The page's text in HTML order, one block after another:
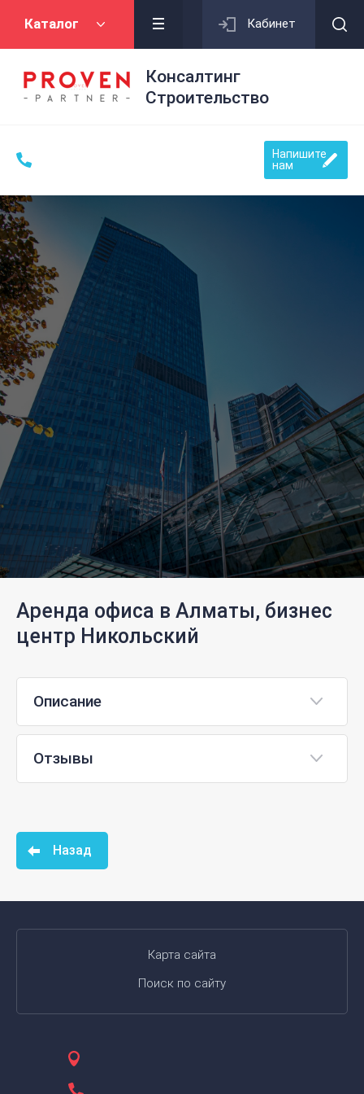
Каталог Кабинет
Консалтинг
Строительство
Напишите
нам
Аренда офиса в Алматы, бизнес
центр Никольский
Описание
Отзывы
Назад
Карта сайта
Поиск по сайту